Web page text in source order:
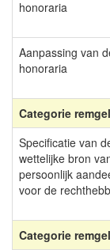
honoraria
Aanpassing van
honoraria
Categorie
Specificatie van
wettelijke bron
persoonlijk
voor de
Categorie